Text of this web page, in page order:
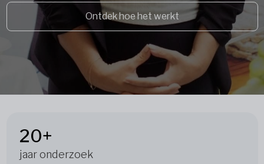
Ontdek hoe het werkt
20+
jaar onderzoek